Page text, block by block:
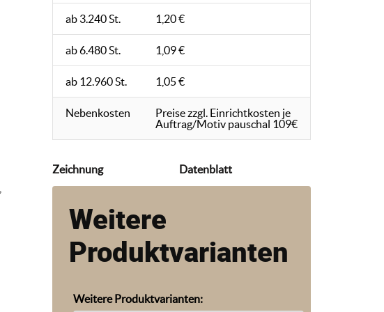
ab 3.240 St. 1,20 €
ab 6.480 St. 1,09 €
ab 12.960 St. 1,05 €
Nebenkosten
Preise zzgl. Einrichtkosten je
Auftrag/Motiv pauschal 109€
Zeichnung Datenblatt
Weitere
Produktvarianten
Weitere Produktvarianten: